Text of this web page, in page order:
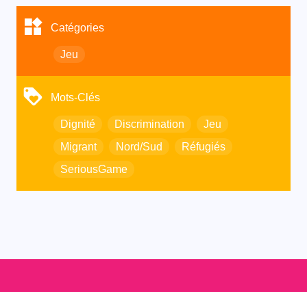
Catégories
Jeu
Mots-Clés
Dignité Discrimination
Jeu
Migrant
Nord/Sud
Réfugiés
SeriousGame